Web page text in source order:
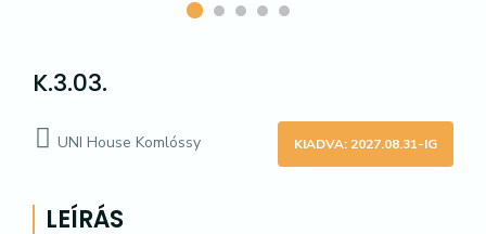
K.3.03.
UNI House Komlóssy KIADVA: 2027.08.31-IG
LEÍRÁS